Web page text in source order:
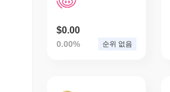
$0.00
0.00% 순위 없음